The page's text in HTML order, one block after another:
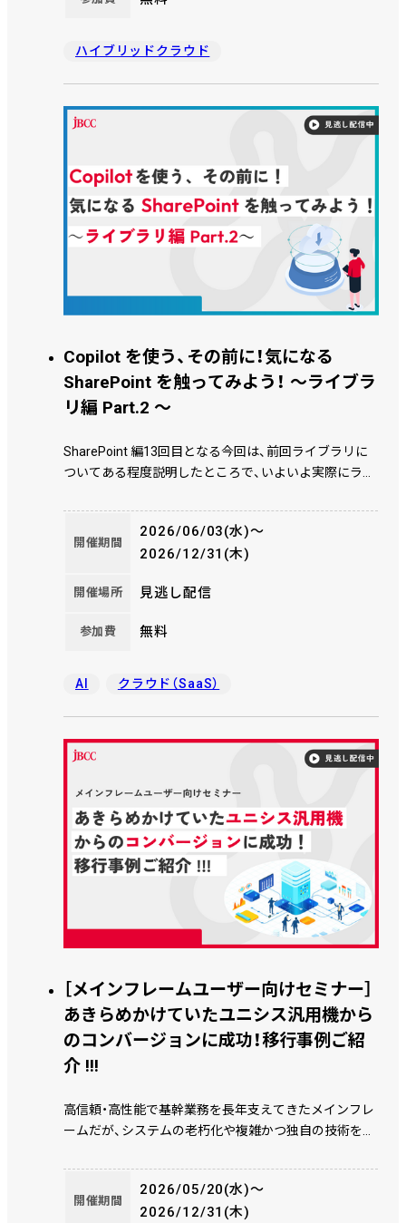
ハイブリッドクラウド
Copilot を使う、その前に！気になる
SharePoint を触ってみよう！ ～ライブラ
リ編 Part.2 ～
SharePoint 編13回目となる今回は、前回ライブラリに
ついてある程度説明したところで、いよいよ実際にライ
し、...という工程を一緒に画面を見ていただきながら解
説していきたいと思います。
開催期間
2026/06/03(水)〜
2026/12/31(木)
開催場所 見逃し配信
参加費 無料
AI クラウド（SaaS）
［メインフレームユーザー向けセミナー］
あきらめかけていたユニシス汎用機から
のコンバージョンに成功！移行事例ご紹
介 !!!
高信頼・高性能で基幹業務を長年支えてきたメインフレ
ームだが、システムの老朽化や複雑かつ独自の技術を支
障壁ともなり メインフレームを継続利用するには多
くの課題があります。また国内メーカーの事業撤退も重
なり、今後のシステムをどうしていくべきかまさに考え
開催期間
2026/05/20(水)〜
2026/12/31(木)